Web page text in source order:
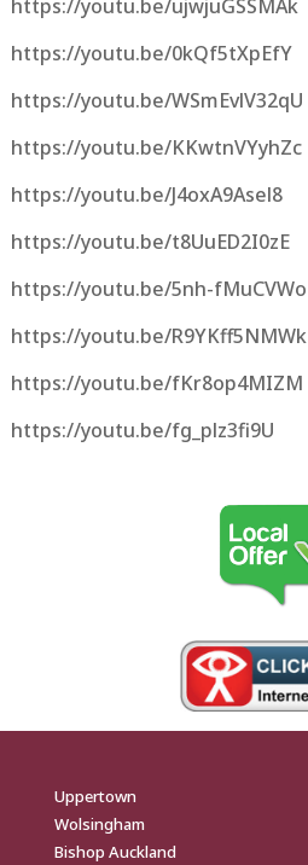
https://youtu.be/ujwjuGSSMAk
https://youtu.be/0kQf5tXpEfY
https://youtu.be/WSmEvlV32qU
https://youtu.be/KKwtnVYyhZc
https://youtu.be/J4oxA9Asel8
https://youtu.be/t8UuED2I0zE
https://youtu.be/5nh-fMuCVWo
https://youtu.be/R9YKff5NMWk
https://youtu.be/fKr8op4MIZM
https://youtu.be/fg_plz3fi9U
Uppertown
Wolsingham
Bishop Auckland